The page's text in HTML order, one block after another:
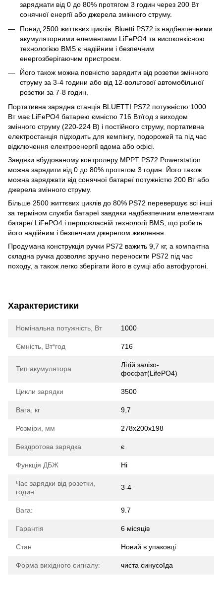
заряджати від 0 до 80% протягом 3 годин через 200 Вт
сонячної енергії або джерела змінного струму.
Понад 2500 життєвих циклів: Bluetti PS72 із надбезпечними
акумуляторними елементами LiFePO4 та високоякісною
технологією BMS є надійним і безпечним
енергозберігаючим пристроєм.
Його також можна повністю зарядити від розетки змінного
струму за 3-4 години або від 12-вольтової автомобільної
розетки за 7-8 годин.
Портативна зарядна станція BLUETTI PS72 потужністю 1000
Вт має LiFePO4 батарею ємністю 716 Вт/год з виходом
змінного струму (220-224 В) і постійного струму, портативна
електростанція підходить для кемпінгу, подорожей та під час
відключення електроенергії вдома або офісі.
Завдяки вбудованому контролеру MPPT PS72 Powerstation
можна зарядити від 0 до 80% протягом 3 годин. Його також
можна заряджати від сонячної батареї потужністю 200 Вт або
джерела змінного струму.
Більше 2500 життєвих циклів до 80% PS72 перевершує всі інші
за терміном служби батареї завдяки надбезпечним елементам
батареї LiFePO4 і першокласній технології BMS, що робить
його надійним і безпечним джерелом живлення.
Продумана конструкція ручки PS72 важить 9,7 кг, а компактна
складна ручка дозволяє зручно переносити PS72 під час
походу, а також легко зберігати його в сумці або автофургоні.
Характеристики
Номінальна потужність, Вт 1000
Ємність, Вт*год 716
Тип акумулятора
Літій залізо-
фосфат(LifePO4)
Цикли зарядки 3500
Вага, кг 9,7
Розміри, мм 278x200x198
Бездротова зарядка є
Функція ДБЖ Ні
Час зарядки від розетки,
годин
3-4
Вага: 9.7
Гарантія 6 місяців
Стан Новий в упаковці
Форма вихідного сигналу: чиста синусоїда